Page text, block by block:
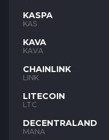
KASPA
KAS
KAVA
KAVA
CHAINLINK
LINK
LITECOIN
LTC
DECENTRALAND
MANA